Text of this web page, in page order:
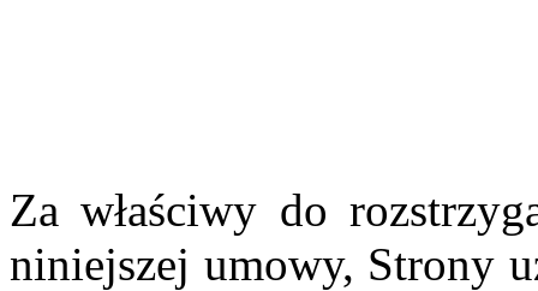
Za właściwy do
niniejszej umowy, Strony